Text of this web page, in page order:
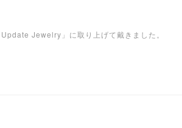
Jewelry」に取り上げて戴きました。